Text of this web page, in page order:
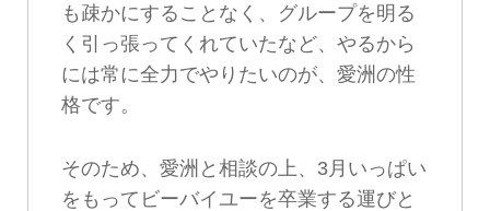
も疎かにすることなく、グループを明る
く引っ張ってくれていたなど、やるから
には常に全力でやりたいのが、愛洲の性
格です。
そのため、愛洲と相談の上、3月いっぱい
をもってビーバイユーを卒業する運びと